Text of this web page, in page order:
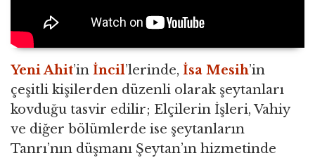
Yeni Ahit’in İncil’lerinde, İsa Mesih’in
çeşitli kişilerden düzenli olarak şeytanları
kovduğu tasvir edilir; Elçilerin İşleri, Vahiy
ve diğer bölümlerde ise şeytanların
Tanrı’nın düşmanı Şeytan’ın hizmetinde